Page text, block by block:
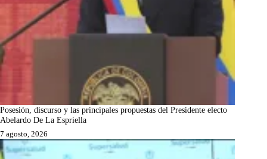
Posesión, discurso y las principales propuestas del Presidente electo
Abelardo De La Espriella
7 agosto, 2026